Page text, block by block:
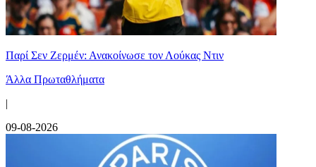
Παρί Σεν Ζερμέν: Ανακοίνωσε τον Λούκας Ντιν
Άλλα Πρωταθλήματα
|
09-08-2026